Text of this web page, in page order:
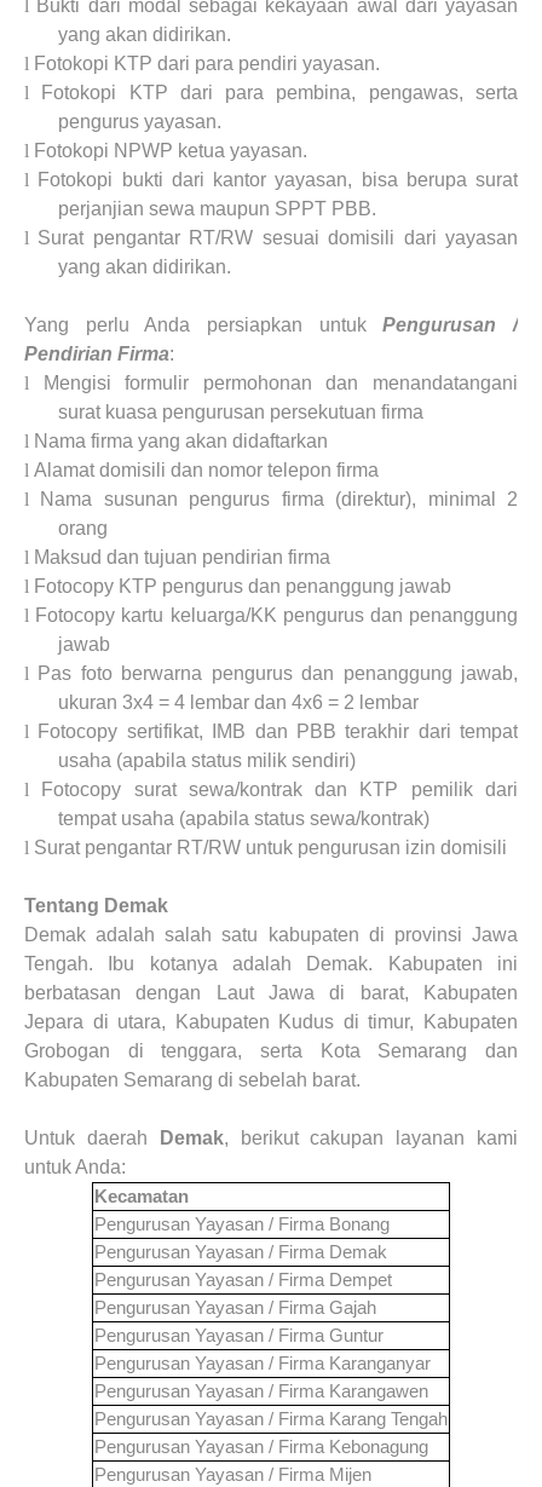
Bukti dari modal sebagai kekayaan awal dari yayasan
yang akan didirikan.
l Fotokopi KTP dari para pendiri yayasan.
l
Fotokopi KTP dari para pembina, pengawas, serta
pengurus yayasan.
l Fotokopi NPWP ketua yayasan.
l
Fotokopi bukti dari kantor yayasan, bisa berupa surat
perjanjian sewa maupun SPPT PBB.
l Surat pengantar RT/RW sesuai domisili dari yayasan
yang akan didirikan.
Yang perlu Anda persiapkan untukPengurusan /
Pendirian Firma:
l
Mengisi formulir permohonan dan menandatangani
surat kuasa pengurusan persekutuan firma
l Nama firma yang akan didaftarkan
l Alamat domisili dan nomor telepon firma
l Nama susunan pengurus firma (direktur), minimal 2
orang
l Maksud dan tujuan pendirian firma
l Fotocopy KTP pengurus dan penanggung jawab
l Fotocopy kartu keluarga/KK pengurus dan penanggung
jawab
l
Pas foto berwarna pengurus dan penanggung jawab,
ukuran 3x4 = 4 lembar dan 4x6 = 2 lembar
l
Fotocopy sertifikat, IMB dan PBB terakhir dari tempat
usaha (apabila status milik sendiri)
l
Fotocopy surat sewa/kontrak dan KTP pemilik dari
tempat usaha (apabila status sewa/kontrak)
l Surat pengantar RT/RW untuk pengurusan izin domisili
Tentang Demak
Demak adalah salah satu kabupaten di provinsi Jawa
Tengah. Ibu kotanya adalah Demak. Kabupaten ini
berbatasan dengan Laut Jawa di barat, Kabupaten
Jepara di utara, Kabupaten Kudus di timur, Kabupaten
Grobogan di tenggara, serta Kota Semarang dan
Kabupaten Semarang di sebelah barat.
Untuk daerah Demak, berikut cakupan layanan kami
untuk Anda:
Kecamatan
Pengurusan Yayasan / Firma Bonang
Pengurusan Yayasan / Firma Demak
Pengurusan Yayasan / Firma Dempet
Pengurusan Yayasan / Firma Gajah
Pengurusan Yayasan / Firma Guntur
Pengurusan Yayasan / Firma Karanganyar
Pengurusan Yayasan / Firma Karangawen
Pengurusan Yayasan / Firma Karang Tengah
Pengurusan Yayasan / Firma Kebonagung
Pengurusan Yayasan / Firma Mijen